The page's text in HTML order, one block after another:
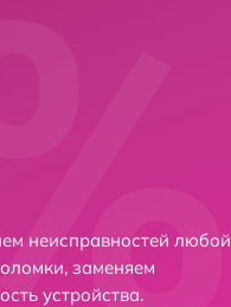
неисправностей любой
заменяем
устройства.